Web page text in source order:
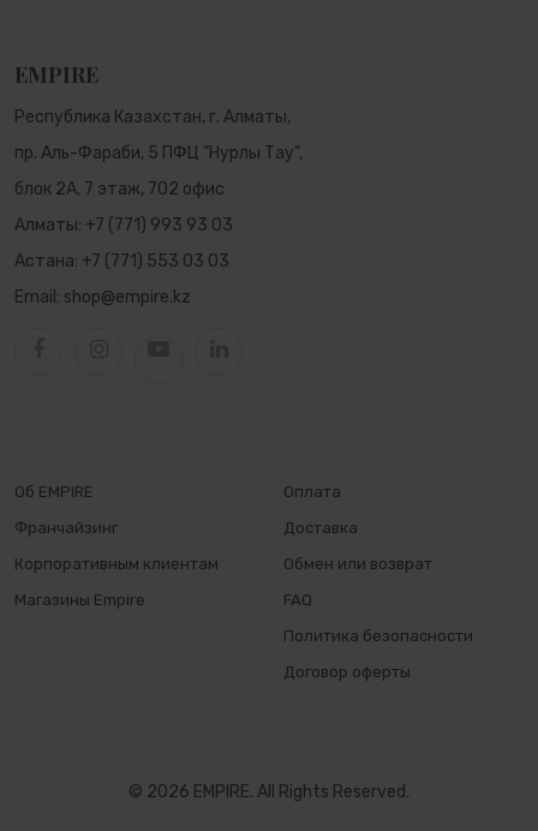
EMPIRE
Республика Казахстан, г. Алматы,
пр. Аль-Фараби, 5 ПФЦ "Нурлы Тау",
блок 2А, 7 этаж, 702 офис
Алматы: +7 (771) 993 93 03
Астана: +7 (771) 553 03 03
Email: shop@empire.kz
Об EMPIRE
Франчайзинг
Корпоративным клиентам
Магазины Empire
Оплата
Доставка
Обмен или возврат
FAQ
Политика безопасности
Договор оферты
© 2026 EMPIRE. All Rights Reserved.